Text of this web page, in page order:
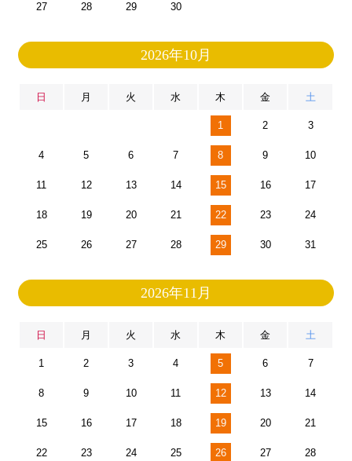
27 28 29 30
2026年10月
日 月 火 水 木 金 土
1 2 3
4 5 6 7 8 9 10
11 12 13 14 15 16 17
18 19 20 21 22 23 24
25 26 27 28 29 30 31
2026年11月
日 月 火 水 木 金 土
1 2 3 4 5 6 7
8 9 10 11 12 13 14
15 16 17 18 19 20 21
22 23 24 25 26 27 28